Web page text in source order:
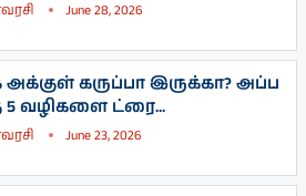
June 28, 2026
கருப்பா இருக்கா? அப்ப
வழிகளை ட்ரை...
June 23, 2026